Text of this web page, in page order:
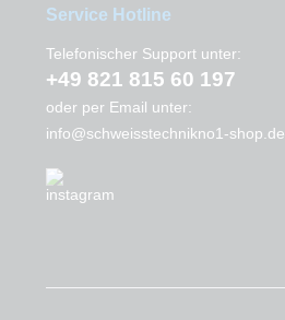
Service Hotline
Telefonischer Support unter:
+49 821 815 60 197
oder per Email unter:
info@schweisstechnikno1-shop.de